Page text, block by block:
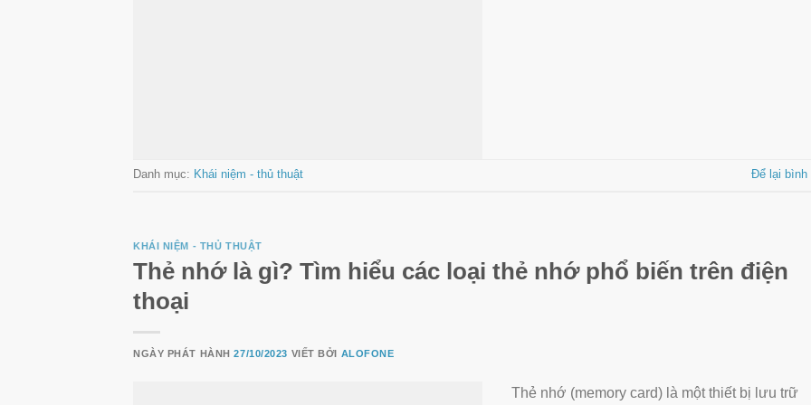
Danh mục: Khái niệm - thủ thuật Để lại bình
KHÁI NIỆM - THỦ THUẬT
Thẻ nhớ là gì? Tìm hiểu các loại thẻ nhớ phổ biến trên điện
thoại
NGÀY PHÁT HÀNH27/10/2023 VIẾT BỞI ALOFONE
Thẻ nhớ (memory card) là một thiết bị lưu trữ